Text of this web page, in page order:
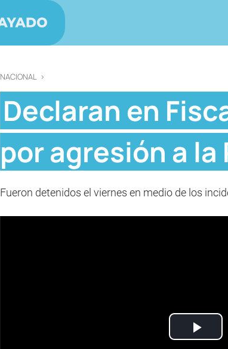
NACIONAL >
Declaran en
por agresión a la
Fueron detenidos el viernes en medio de los
Play